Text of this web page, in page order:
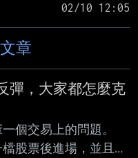
章
彈，大家都怎麼克
個交易上的問題。
股票後進場，並且固